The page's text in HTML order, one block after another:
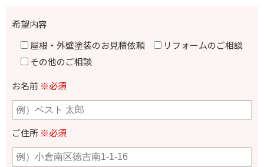
希望内容
屋根・外壁塗装のお見積依頼
リフォームのご相談
その他のご相談
お名前 ※必須
ご住所 ※必須